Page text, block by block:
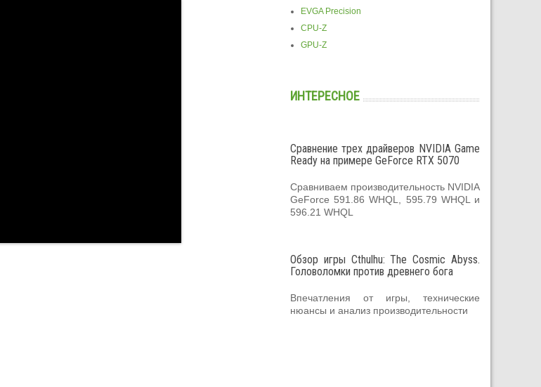
EVGA Precision
CPU-Z
GPU-Z
ИНТЕРЕСНОЕ
Сравнение трех драйверов NVIDIA Game
Ready на примере GeForce RTX 5070
Сравниваем производительность NVIDIA
GeForce 591.86 WHQL, 595.79 WHQL и
596.21 WHQL
Обзор игры Cthulhu: The Cosmic Abyss.
Головоломки против древнего бога
Впечатления от игры, технические
нюансы и анализ производительности